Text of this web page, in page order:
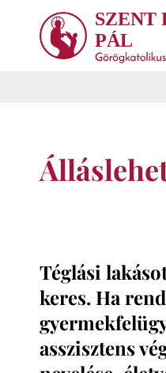
SZENT
PÁL
Téglási
keres. Ha
asszisztens